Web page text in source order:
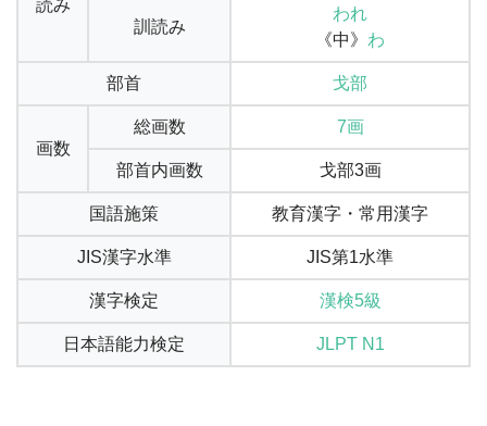
読み
訓読み
われ
《中》 わ
部首 戈部
画数
総画数 7画
部首内画数 戈部3画
国語施策 教育漢字・常用漢字
JIS漢字水準 JIS第1水準
漢字検定 漢検5級
日本語能力検定 JLPT N1